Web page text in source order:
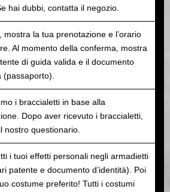
hai dubbi, contatta il negozio.
mostra la tua prenotazione e l’orario
Al momento della conferma, mostra
di guida valida e il documento
(passaporto).
i braccialetti in base alla
Dopo aver ricevuto i braccialetti,
nostro questionario.
i tuoi effetti personali negli armadietti
patente e documento d’identità). Poi
costume preferito! Tutti i costumi